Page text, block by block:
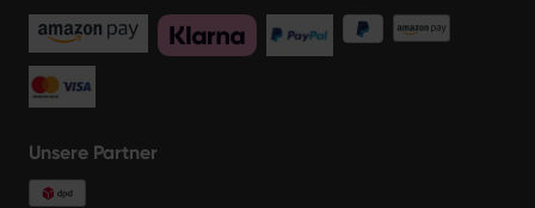
Unsere Partner